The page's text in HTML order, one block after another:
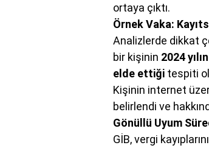
ortaya çıktı.
Örnek Vaka:
Analizlerde dikkat
bir kişinin 2024
elde ettiği tespiti
Kişinin internet
belirlendi ve
Gönüllü Uyum
GİB, vergi